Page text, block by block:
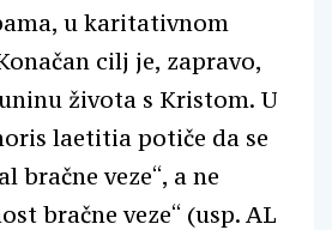
u karitativnom
cilj je, zapravo,
života s Kristom. U
laetitia potiče da se
bračne veze“, a ne
bračne veze“ (usp. AL